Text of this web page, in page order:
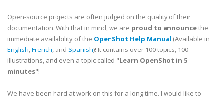
Open-source projects are often judged on the quality of their
documentation. With that in mind, we are proud to announcethe
immediate availability of the OpenShot Help Manual (Available in
English,French, and Spanish)! It contains over 100 topics, 100
illustrations, and even a topic called "Learn OpenShot in 5
minutes"!
We have been hard at work on this for a long time. I would like to